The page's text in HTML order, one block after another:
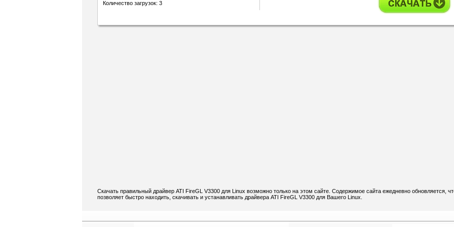
Количество загрузок: 3
Скачать правильный драйвер ATI FireGL V3300 для Linux возможно только на этом сайте. Содержимое сайта ежедневно обновляется,
позволяет быстро находить, скачивать и устанавливать драйвера ATI FireGL V3300 для Вашего Linux.